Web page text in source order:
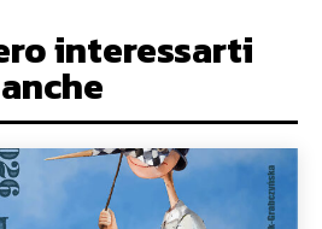
interessarti
anche